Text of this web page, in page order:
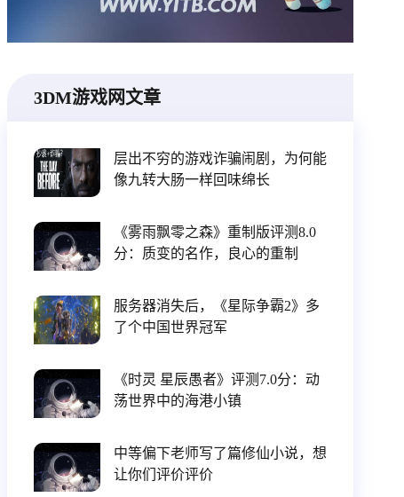
3DM游戏网文章
层出不穷的游戏诈骗闹剧，为何能
像九转大肠一样回味绵长
《雾雨飘零之森》重制版评测8.0
分：质变的名作，良心的重制
服务器消失后，《星际争霸2》多
了个中国世界冠军
《时灵 星辰愚者》评测7.0分：动
荡世界中的海港小镇
中等偏下老师写了篇修仙小说，想
让你们评价评价